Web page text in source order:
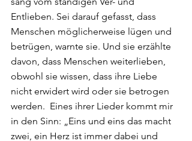
Entlieben. Sei darauf gefasst, dass
Menschen möglicherweise lügen und
betrügen, warnte sie. Und sie erzählte
davon, dass Menschen weiterlieben,
obwohl sie wissen, dass ihre Liebe
nicht erwidert wird oder sie betrogen
werden.  Eines ihrer Lieder kommt mir
in den Sinn: „Eins und eins das macht
zwei, ein Herz ist immer dabei und